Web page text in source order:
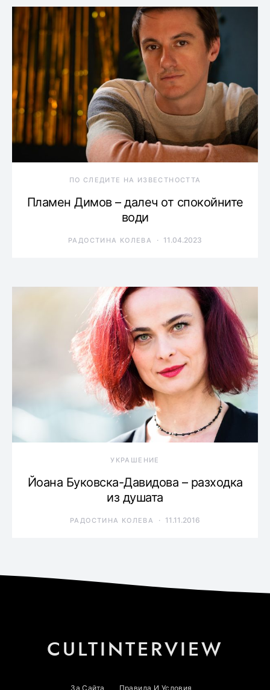
ПО СЛЕДИТЕ НА ИЗВЕСТНОСТТА
Пламен Димов – далеч от спокойните
води
РАДОСТИНА КОЛЕВА 11.04.2023
УКРАШЕНИЕ
Йоана Буковска-Давидова – разходка
из душата
РАДОСТИНА КОЛЕВА 11.11.2016
CULTINTERVIEW
За Сайта Правила И Условия